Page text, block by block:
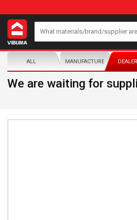
ALL MANUFACTURER/
We are waiting for